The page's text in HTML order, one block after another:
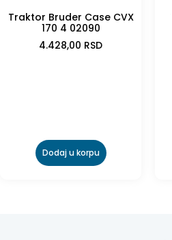
Traktor Bruder Case CVX
170 4 02090
4.428,00 RSD
Dodaj u korpu